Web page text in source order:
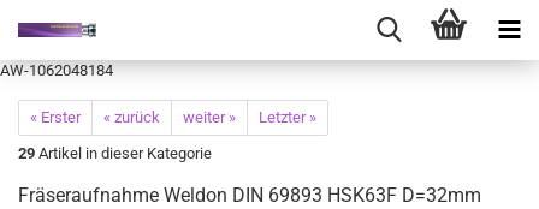
AW-1062048184
« Erster « zurück weiter »
Letzter »
29 Artikel in dieser Kategorie
Fräseraufnahme Weldon DIN 69893 HSK63F D=32mm